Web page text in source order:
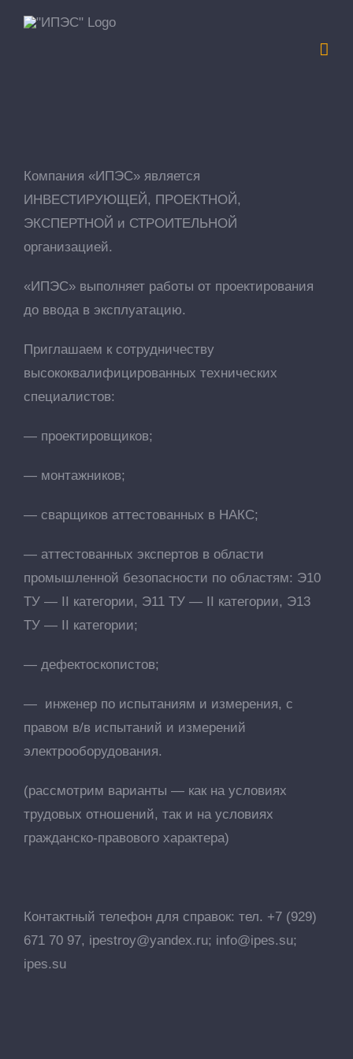
Компания «ИПЭС» является
ИНВЕСТИРУЮЩЕЙ, ПРОЕКТНОЙ,
ЭКСПЕРТНОЙ и СТРОИТЕЛЬНОЙ
организацией.
«ИПЭС» выполняет работы от проектирования
до ввода в эксплуатацию.
Приглашаем к сотрудничеству
высококвалифицированных технических
специалистов:
— проектировщиков;
— монтажников;
— сварщиков аттестованных в НАКС;
— аттестованных экспертов в области
промышленной безопасности по областям: Э10
ТУ — II категории, Э11 ТУ — II категории, Э13
ТУ — II категории;
— дефектоскопистов;
— инженер по испытаниям и измерения, с
правом в/в испытаний и измерений
электрооборудования.
(рассмотрим варианты — как на условиях
трудовых отношений, так и на условиях
гражданско-правового характера)
Контактный телефон для справок: тел. +7 (929)
671 70 97, ipestroy@yandex.ru; info@ipes.su;
ipes.su